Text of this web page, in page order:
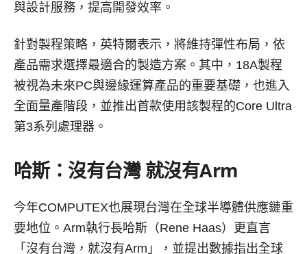
與設計服務，提高開發效率。
針對製程策略，英特爾表示，將維持彈性布局，依
產品需求選擇最適合的製造方案。其中，18A製程
被視為未來PC與邊緣運算產品的重要基礎，也進入
全面量產階段，並推出首款使用該製程的Core Ultra
第3系列處理器。
哈斯：沒有台灣 就沒有Arm
今年COMPUTEX也展現台灣在全球半導體供應鏈重
要地位。Arm執行長哈斯（Rene Haas）更直言
「沒有台灣，就沒有Arm」，並提出數據指出全球